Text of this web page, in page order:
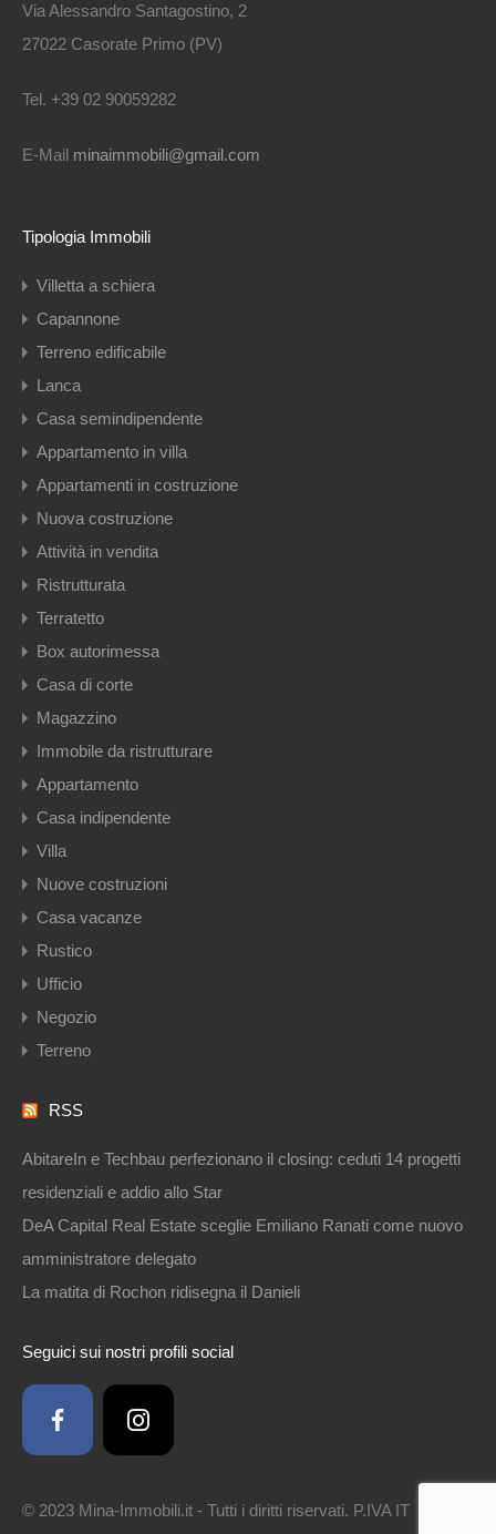
Via Alessandro Santagostino, 2
27022 Casorate Primo (PV)
Tel. +39 02 90059282
E-Mail minaimmobili@gmail.com
Tipologia Immobili
Villetta a schiera
Capannone
Terreno edificabile
Lanca
Casa semindipendente
Appartamento in villa
Appartamenti in costruzione
Nuova costruzione
Attività in vendita
Ristrutturata
Terratetto
Box autorimessa
Casa di corte
Magazzino
Immobile da ristrutturare
Appartamento
Casa indipendente
Villa
Nuove costruzioni
Casa vacanze
Rustico
Ufficio
Negozio
Terreno
RSS
AbitareIn e Techbau perfezionano il closing: ceduti 14 progetti
residenziali e addio allo Star
DeA Capital Real Estate sceglie Emiliano Ranati come nuovo
amministratore delegato
La matita di Rochon ridisegna il Danieli
Seguici sui nostri profili social
© 2023 Mina-Immobili.it - Tutti i diritti riservati. P.IVA IT